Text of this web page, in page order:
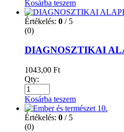
Kosárba teszem
Értékelés: 0 / 5
(0)
DIAGNOSZTIKAI
1043,00 Ft
Qty:
Kosárba teszem
Értékelés: 0 / 5
(0)